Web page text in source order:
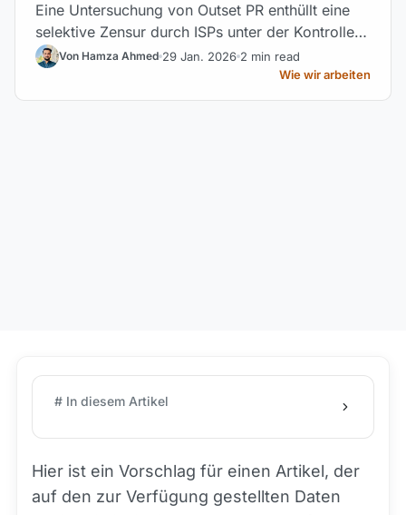
Eine Untersuchung von Outset PR enthüllt eine
selektive Zensur durch ISPs unter der Kontrolle
von Roskomnadzor.
Von Hamza Ahmed 29 Jan. 2026 2 min read
Wie wir arbeiten
# In diesem Artikel
Hier ist ein Vorschlag für einen Artikel, der
auf den zur Verfügung gestellten Daten